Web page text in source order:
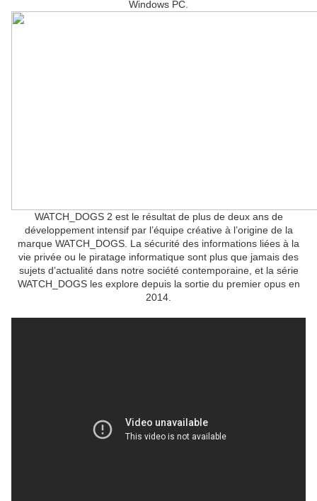
Windows PC.
WATCH_DOGS 2 est le résultat de plus de deux ans de
développement intensif par l’équipe créative à l’origine de la
marque WATCH_DOGS. La sécurité des informations liées à la
vie privée ou le piratage informatique sont plus que jamais des
sujets d’actualité dans notre société contemporaine, et la série
WATCH_DOGS les explore depuis la sortie du premier opus en
2014.